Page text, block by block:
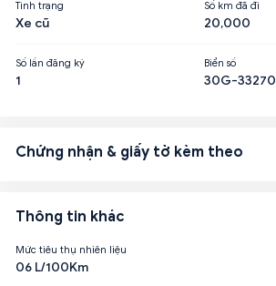
Tình trạng
Xe cũ
Số km đã đi
20,000
Số lần đăng ký
1
Biển số
30G-33270
Chứng nhận & giấy tờ kèm theo
Thông tin khác
Mức tiêu thụ nhiên liệu
06 L/100Km